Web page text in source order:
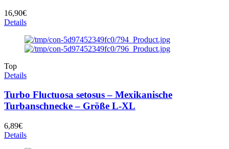
16,90€
Details
Top
Details
Turbo Fluctuosa setosus – Mexikanische
Turbanschnecke – Größe L-XL
6,89€
Details